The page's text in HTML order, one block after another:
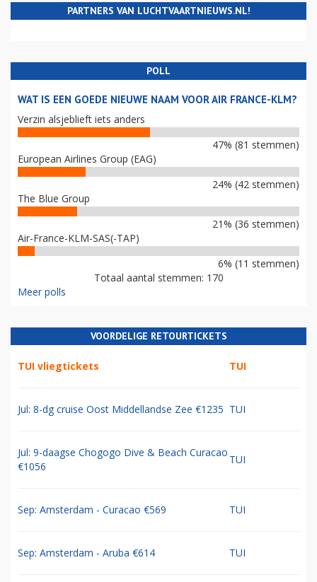
PARTNERS VAN LUCHTVAARTNIEUWS.NL!
POLL
WAT IS EEN GOEDE NIEUWE NAAM VOOR AIR FRANCE-KLM?
Verzin alsjeblieft iets anders
47% (81 stemmen)
European Airlines Group (EAG)
24% (42 stemmen)
The Blue Group
21% (36 stemmen)
Air-France-KLM-SAS(-TAP)
6% (11 stemmen)
Totaal aantal stemmen: 170
Meer polls
VOORDELIGE RETOURTICKETS
TUI vliegtickets TUI
Jul: 8-dg cruise Oost Middellandse Zee €1235 TUI
Jul: 9-daagse Chogogo Dive & Beach Curacao
€1056
TUI
Sep: Amsterdam - Curacao €569 TUI
Sep: Amsterdam - Aruba €614 TUI